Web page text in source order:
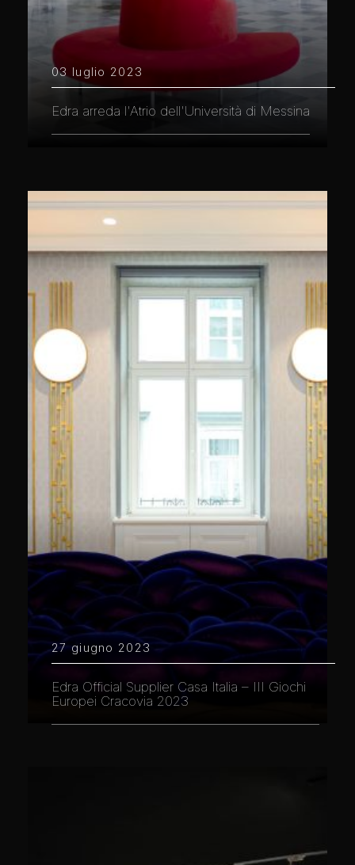
03 luglio 2023
Edra arreda l'Atrio dell'Università di Messina
27 giugno 2023
Edra Official Supplier Casa Italia – III Giochi
Europei Cracovia 2023